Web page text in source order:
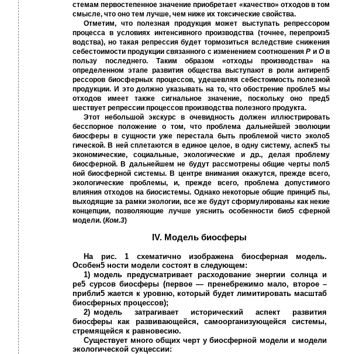
стемам первостепенное значение приобретает «качество» отходов в том
смысле, что оно тем лучше, чем ниже их токсические свойства.
Отметим, что полезная продукция может выступать репрессором
процесса в условиях интенсивного производства (точнее, перепроиз5
водства), но такая репрессия будет тормозиться вследствие снижения
себестоимости продукции связанного с изменением соотношенияР и Ов
пользу последнего. Таким образом «отходы производства» на
определенном этапе развития общества выступают в роли антиреп5
рессоров биосферных процессов, удешевляя себестоимость полезной
продукции. И это должно указывать на то, что обострение пробле5 мы
отходов имеет также сигнальное значение, поскольку оно пред5
шествует репрессии процессов производства полезного продукта.
Этот небольшой экскурс в очевидность должен иллюстрировать
бесспорное положение о том, что проблема дальнейшей эволюции
биосферы в сущности уже перестала быть проблемой чисто эколо5
гической. В ней сплетаются в единое целое, в одну систему, аспек5 ты
экономические, социальные, экологические и др., делая проблему
биосферной. В дальнейшем не будут рассмотрены общие черты пол5
ной биосферной системы. В центре внимания окажутся, прежде всего,
экологические проблемы, и, прежде всего, проблема допустимого
влияния отходов на биосистемы. Однако некоторые общие принци5 пы,
выходящие за рамки экологии, все же будут сформулированы как некие
концепции, позволяющие лучше уяснить особенности био5 сферной
модели. (Ком.3)
IV. Модель биосферы
На рис. 1 схематично изображена биосферная модель.
Особен5 ности модели состоят в следующем:
1) модель предусматривает расходование энергии солнца и
ре5 сурсов биосферы (первое — пренебрежимо мало, второе –
прибли5 жается к уровню, который будет лимитировать масштаб
биосферных процессов);
2) модель затрагивает исторический аспект развития
биосферы как развивающейся, самоорганизующейся системы,
стремящейся к равновесию.
Существует много общих черт у биосферной модели и модели
экологической сукцессии: